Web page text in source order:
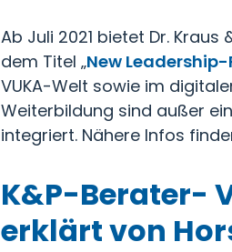
Ab Juli 2021 bietet Dr.
dem Titel „New
VUKA-Welt sowie im
Weiterbildung sind außer
integriert. Nähere Infos
K&P-Berater-
erklärt von